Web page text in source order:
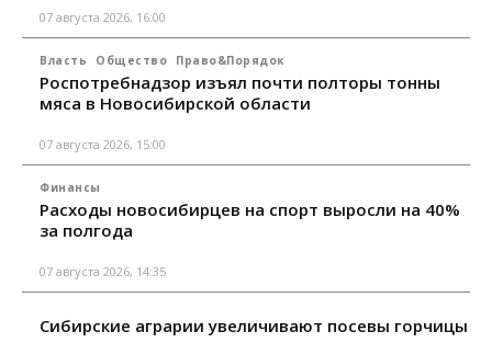
07 августа 2026, 16:00
Власть Общество Право&Порядок
Роспотребнадзор изъял почти полторы тонны
мяса в Новосибирской области
07 августа 2026, 15:00
Финансы
Расходы новосибирцев на спорт выросли на 40%
за полгода
07 августа 2026, 14:35
Сибирские аграрии увеличивают посевы горчицы